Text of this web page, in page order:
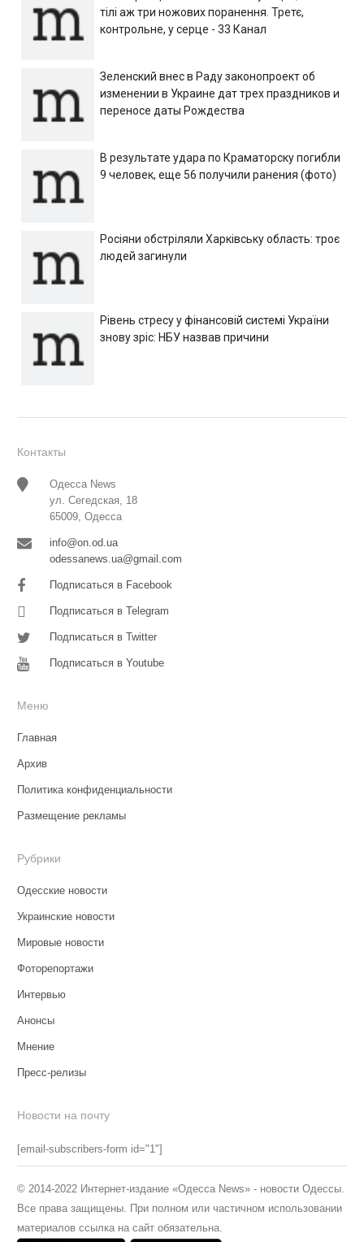
тілі аж три ножових поранення. Третє,
контрольне, у серце - 33 Канал
Зеленский внес в Раду законопроект об
изменении в Украине дат трех праздников и
переносе даты Рождества
В результате удара по Краматорску погибли
9 человек, еще 56 получили ранения (фото)
Росіяни обстріляли Харківську область: троє
людей загинули
Рівень стресу у фінансовій системі України
знову зріс: НБУ назвав причини
Контакты
Одесса News
ул. Сегедская, 18
65009, Одесса
info@on.od.ua
odessanews.ua@gmail.com
Подписаться в Facebook
Подписаться в Telegram
Подписаться в Twitter
Подписаться в Youtube
Меню
Главная
Архив
Политика конфиденциальности
Размещение рекламы
Рубрики
Одесские новости
Украинские новости
Мировые новости
Фоторепортажи
Интервью
Анонсы
Мнение
Пресс-релизы
Новости на почту
[email-subscribers-form id="1"]
© 2014-2022 Интернет-издание «Одесса News» - новости Одессы.
Все права защищены. При полном или частичном использовании
материалов ссылка на сайт обязательна.